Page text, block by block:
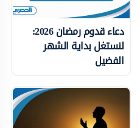
دعاء قدوم رمضان 2026:
لنستغل بداية الشهر
الفضيل